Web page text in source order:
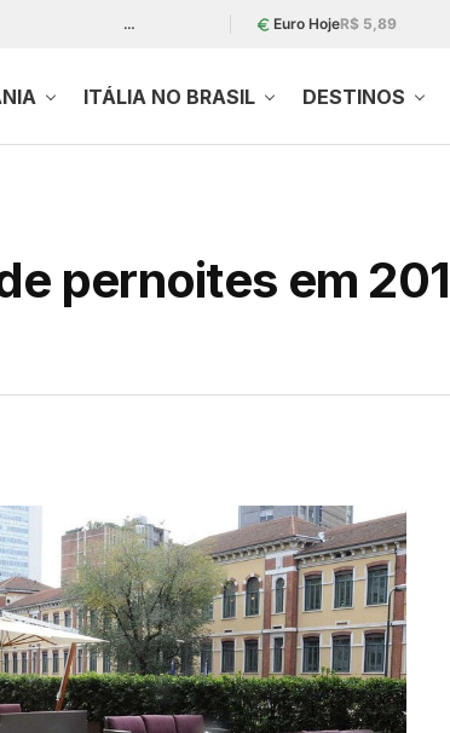
… Euro HojeR$ 5,89
ITÁLIA NO BRASIL DESTINOS
pernoites em